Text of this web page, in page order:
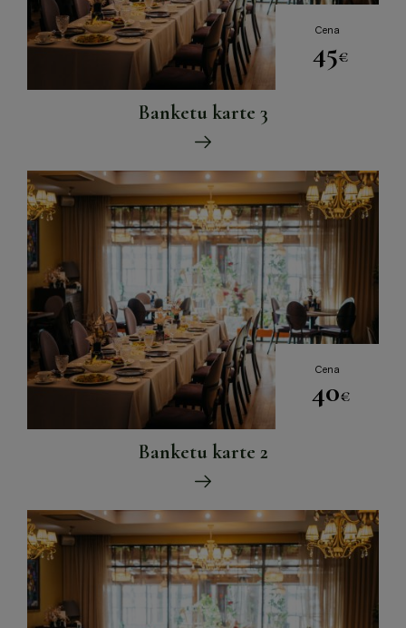
Cena
45€
Banketu karte 3
Cena
40€
Banketu karte 2